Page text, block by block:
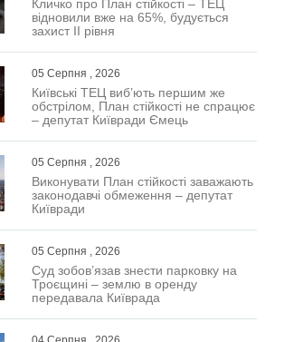
Кличко про План стійкості – ТЕЦ
відновили вже на 65%, будується
захист ІІ рівня
05 Серпня , 2026
Київські ТЕЦ виб’ють першим же
обстрілом, План стійкості не спрацює
– депутат Київради Ємець
05 Серпня , 2026
Виконувати План стійкості заважають
законодавчі обмеження – депутат
Київради
05 Серпня , 2026
Суд зобов’язав знести парковку на
Троєщині – землю в оренду
передавала Київрада